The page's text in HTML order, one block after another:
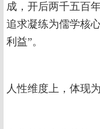
成，开后两千五百
追求凝练为儒学核
利益”。
人性维度上，体现